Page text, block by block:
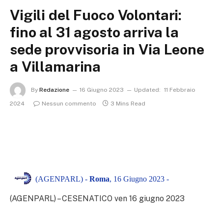
Vigili del Fuoco Volontari:
fino al 31 agosto arriva la
sede provvisoria in Via Leone
a Villamarina
By Redazione 16 Giugno 2023 Updated: 11 Febbraio
2024
Nessun commento 3 Mins Read
(AGENPARL) - Roma, 16 Giugno 2023 -
(AGENPARL) – CESENATICO ven 16 giugno 2023